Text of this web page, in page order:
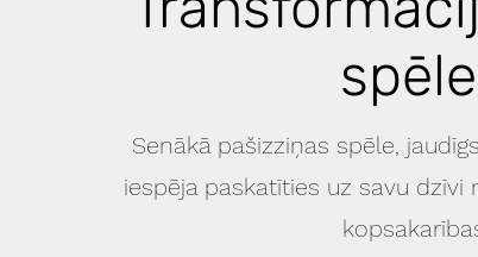
Senākā pašizziņas spēle,
iespēja paskatīties uz savu